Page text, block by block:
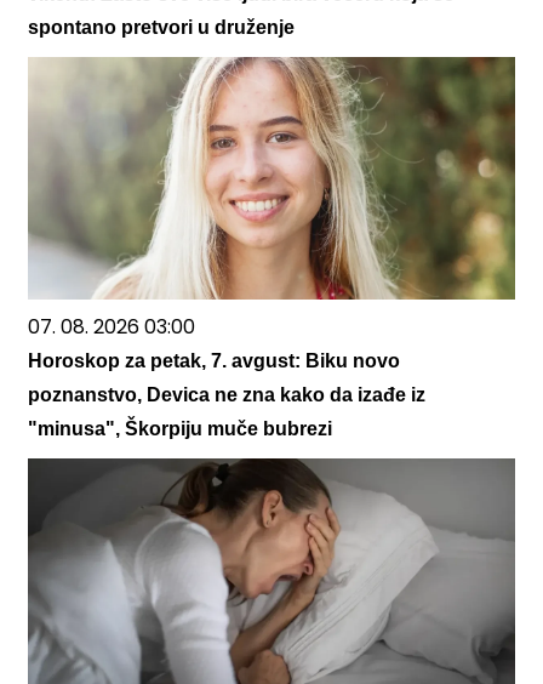
spontano pretvori u druženje
07. 08. 2026 03:00
Horoskop za petak, 7. avgust: Biku novo
poznanstvo, Devica ne zna kako da izađe iz
"minusa", Škorpiju muče bubrezi